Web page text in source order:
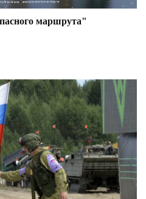
маршрута"